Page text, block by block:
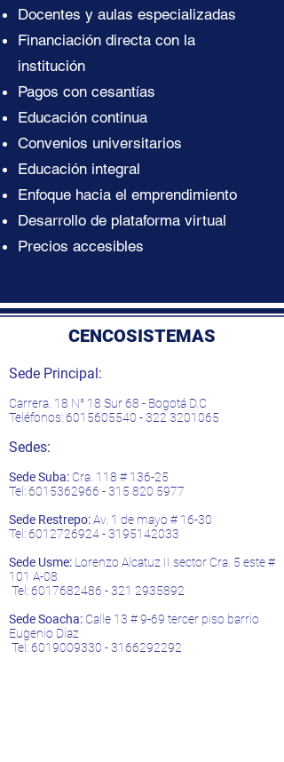
Docentes y aulas especializadas
Financiación directa con la
institución
Pagos con cesantías
Educación continua
Convenios universitarios
Educación integral
Enfoque hacia el emprendimiento
Desarrollo de plataforma virtual
Precios accesibles
CENCOSISTEMAS
Sede Principal:
Carrera. 18 N° 18 Sur 68 - Bogotá D.C
Teléfonos:6015605540 - 322 3201065
Sedes:
Sede Suba: Cra. 118 # 136-25
Tel:6015362966 - 315 820 5977
Sede Restrepo:Av. 1 de mayo # 16-30
Tel:6012726924-3195142033
Sede Usme: Lorenzo Alcatuz II sector Cra. 5 este #
101 A-08
Tel:6017682486 - 321 2935892
Sede Soacha: Calle 13 # 9-69 tercer piso barrio
Eugenio Diaz
Tel:6019009330 -3166292292